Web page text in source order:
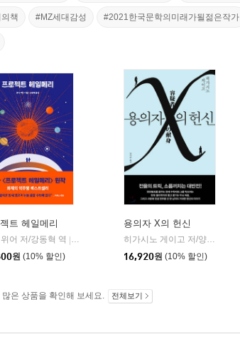
책 #MZ세대감성 #2021한국문학의미래가될젊은작가
현대지성
트 헤일메리
어 저/강동혁 역
알에이치코리아(RHK)
원 (10% 할인)
용의자 X의 헌신
히가시노 게이고 저/양억관 역
16,920원 (10% 할인)
은 상품을 확인해 보세요. 전체보기